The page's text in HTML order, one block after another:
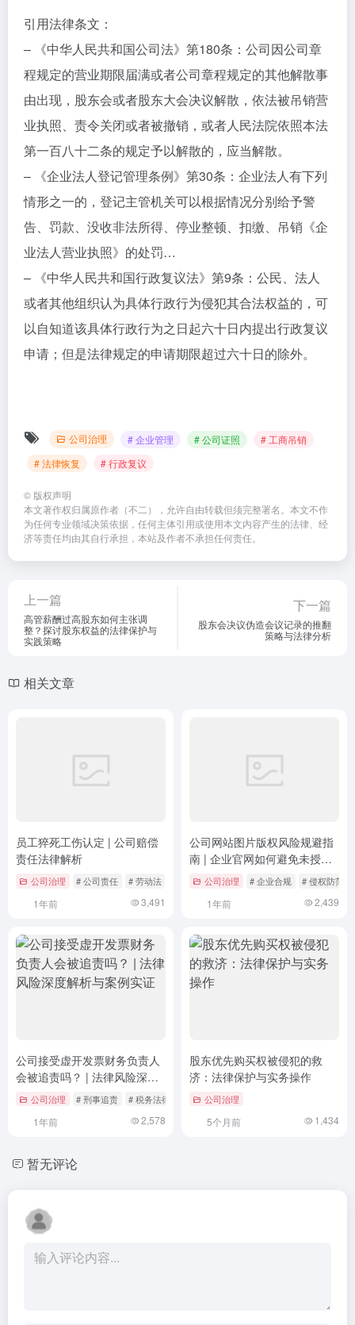
引用法律条文：
– 《中华人民共和国公司法》第180条：公司因公司章
程规定的营业期限届满或者公司章程规定的其他解散事
由出现，股东会或者股东大会决议解散，依法被吊销营
业执照、责令关闭或者被撤销，或者人民法院依照本法
第一百八十二条的规定予以解散的，应当解散。
– 《企业法人登记管理条例》第30条：企业法人有下列
情形之一的，登记主管机关可以根据情况分别给予警
告、罚款、没收非法所得、停业整顿、扣缴、吊销《企
业法人营业执照》的处罚…
– 《中华人民共和国行政复议法》第9条：公民、法人
或者其他组织认为具体行政行为侵犯其合法权益的，可
以自知道该具体行政行为之日起六十日内提出行政复议
申请；但是法律规定的申请期限超过六十日的除外。
公司治理 # 企业管理 # 公司证照
# 工商吊销
# 法律恢复
# 行政复议
© 版权声明
本文著作权归属原作者（不二），允许自由转载但须完整署名。本文不作
为任何专业领域决策依据，任何主体引用或使用本文内容产生的法律、经
济等责任均由其自行承担，本站及作者不承担任何责任。
上一篇
高管薪酬过高股东如何主张调
整？探讨股东权益的法律保护与
实践策略
下一篇
股东会决议伪造会议记录的推翻
策略与法律分析
相关文章
员工猝死工伤认定 | 公司赔偿
责任法律解析
公司治理 # 公司责任 # 劳动法 # 工伤保险条例
1年前 3,491
公司网站图片版权风险规避指
南 | 企业官网如何避免未授权
图片侵权？
公司治理 # 企业合规 # 侵权防范
1年前 2,439
公司接受虚开发票财务负责人
会被追责吗？ | 法律风险深度
解析与案例实证
公司治理 # 刑事追责 # 税务法律风险 # 税收合规
1年前 2,578
股东优先购买权被侵犯的救
济：法律保护与实务操作
公司治理
5个月前 1,434
暂无评论